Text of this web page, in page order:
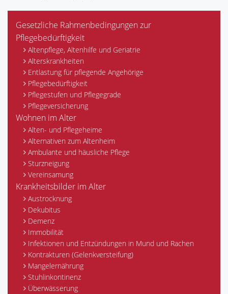
Gesetzliche Rahmenbedingungen zur
Pflegebedürftigkeit
Altenpflege, Altenhilfe und Geriatrie
Alterskrankheiten
Entlastung für pflegende Angehörige
Pflegebedürftigkeit
Pflegestufen und Pflegegrade
Pflegeversicherung
Wohnen im Alter
Alten- und Pflegeheime
Alternativen zum Altenheim
Ambulante und häusliche Pflege
Sturzneigung
Vereinsamung
Krankheitsbilder im Alter
Austrocknung
Dekubitus
Demenz
Immobilität
Infektionen und Entzündungen in Mund und Rachen
Kontrakturen (Gelenkversteifung)
Mangelernährung
Stuhlinkontinenz
Überwässerung